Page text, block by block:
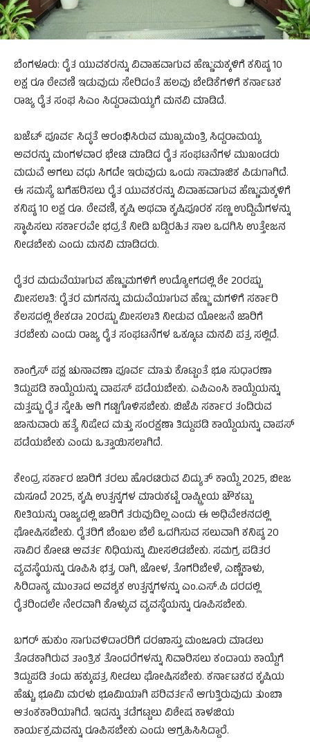
ಬೆಂಗಳೂರು: ರೈತ ಯುವಕರನ್ನು ವಿವಾಹವಾಗುವ ಹೆಣ್ಣುಮಕ್ಕಳಿಗೆ ಕನಿಷ್ಠ 10
ಲಕ್ಷ ರೂ ಠೇವಣಿ ಇಡುವುದು ಸೇರಿದಂತೆ ಹಲವು ಬೇಡಿಕೆಗಳಿಗೆ ಕರ್ನಾಟಕ
ರಾಜ್ಯ ರೈತ ಸಂಘ ಸಿಎಂ ಸಿದ್ದರಾಮಯ್ಯಗೆ ಮನವಿ ಮಾಡಿದೆ.
ಬಜೆಟ್ ಪೂರ್ವ ಸಿದ್ಧತೆ ಆರಂಭಿಸಿರುವ ಮುಖ್ಯಮಂತ್ರಿ ಸಿದ್ದರಾಮಯ್ಯ
ಅವರನ್ನು ಮಂಗಳವಾರ ಭೇಟಿ ಮಾಡಿದ ರೈತ ಸಂಘಟನೆಗಳ ಮುಖಂಡರು
ಮದುವೆ ಆಗಲು ವಧು ಸಿಗದೇ ಇರುವುದು ಒಂದು ಸಾಮಾಜಿಕ ಪಿಡುಗಾಗಿದೆ.
ಈ ಸಮಸ್ಯೆ ಬಗೆಹರಿಸಲು ರೈತ ಯುವಕರನ್ನು ವಿವಾಹವಾಗುವ ಹೆಣ್ಣುಮಕ್ಕಳಿಗೆ
ಕನಿಷ್ಠ 10 ಲಕ್ಷ ರೂ. ಠೇವಣಿ, ಕೃಷಿ ಅಥವಾ ಕೃಷಿಪೂರಕ ಸಣ್ಣ ಉದ್ದಿಮೆಗಳನ್ನು
ಸ್ಥಾಪಿಸಲು ಸರ್ಕಾರವೇ ಭದ್ರತೆ ನೀಡಿ ಬಡ್ಡಿರಹಿತ ಸಾಲ ಒದಗಿಸಿ ಉತ್ತೇಜನ
ನೀಡಬೇಕು ಎಂದು ಮನವಿ ಮಾಡಿದರು.
ರೈತರ ಮದುವೆಯಾಗುವ ಹೆಣ್ಣುಮಗಳಿಗೆ ಉದ್ಯೋಗದಲ್ಲಿ ಶೇ 20ರಷ್ಟು
ಮೀಸಲಾತಿ: ರೈತರ ಮಗನನ್ನು ಮದುವೆಯಾಗುವ ಹೆಣ್ಣು ಮಗಳಿಗೆ ಸರ್ಕಾರಿ
ಕೆಲಸದಲ್ಲಿ ಶೇಕಡಾ 20ರಷ್ಟು ಮೀಸಲಾತಿ ನೀಡುವ ಯೋಜನೆ ಜಾರಿಗೆ
ತರಬೇಕು ಎಂದು ರಾಜ್ಯ ರೈತ ಸಂಘಟನೆಗಳ ಒಕ್ಕೂಟ ಮನವಿ ಪತ್ರ ಸಲ್ಲಿದೆ.
ಕಾಂಗ್ರೆಸ್ ಪಕ್ಷ ಚುನಾವಣಾ ಪೂರ್ವ ಮಾತು ಕೊಟ್ಟಂತೆ ಭೂ ಸುಧಾರಣಾ
ತಿದ್ದುಪಡಿ ಕಾಯ್ದೆಯನ್ನು ವಾಪಸ್ ಪಡೆಯಬೇಕು. ಎಪಿಎಂಸಿ ಕಾಯ್ದೆಯನ್ನು
ಮತ್ತಷ್ಟು ರೈತ ಸ್ನೇಹಿ ಆಗಿ ಗಟ್ಟಿಗೊಳಿಸಬೇಕು. ಬಿಜೆಪಿ ಸರ್ಕಾರ ತಂದಿರುವ
ಜಾನುವಾರು ಹತ್ಯೆ ನಿಷೇದ ಮತ್ತು ಸಂರಕ್ಷಣಾ ತಿದ್ದುಪಡಿ ಕಾಯ್ದೆಯನ್ನು ವಾಪಸ್
ಪಡೆಯಬೇಕು ಎಂದು ಒತ್ತಾಯಿಸಲಾಗಿದೆ.‌
ಕೇಂದ್ರ ಸರ್ಕಾರ ಜಾರಿಗೆ ತರಲು ಹೊರಟಿರುವ ವಿದ್ಯುತ್ ಕಾಯ್ದೆ 2025, ಬೀಜ
ಮಸೂದೆ 2025, ಕೃಷಿ ಉತ್ಪನ್ನಗಳ ಮಾರುಕಟ್ಟೆ ರಾಷ್ಟ್ರೀಯ ಚೌಕಟ್ಟು
ನೀತಿಯನ್ನು ರಾಜ್ಯದಲ್ಲಿ ಜಾರಿಗೆ ತರುವುದಿಲ್ಲ ಎಂದು ಈ ಅಧಿವೇಶನದಲ್ಲಿ
ಘೋಷಿಸಬೇಕು. ರೈತರಿಗೆ ಬೆಂಬಲ ಬೆಲೆ ಒದಗಿಸುವ ಸಲುವಾಗಿ ಕನಿಷ್ಠ 20
ಸಾವಿರ ಕೋಟಿ ಆವರ್ತ ನಿಧಿಯನ್ನು ಮೀಸಲಿಡಬೇಕು. ಸಮಗ್ರ ಪಡಿತರ
ವ್ಯವಸ್ಥೆಯನ್ನು ರೂಪಿಸಿ ಭತ್ತ, ರಾಗಿ, ಜೋಳ, ತೊಗರಿಬೇಳೆ, ಎಣ್ಣೆಕಾಳು,
ಸಿರಿದಾನ್ಯ ಮುಂತಾದ ಅವಶ್ಯಕ ಉತ್ಪನ್ನಗಳನ್ನು ಎಂ.ಎಸ್.ಪಿ ದರದಲ್ಲಿ
ರೈತರಿಂದಲೇ ನೇರವಾಗಿ ಕೊಳ್ಳುವ ವ್ಯವಸ್ಥೆಯನ್ನು ರೂಪಿಸಬೇಕು.
ಬಗರ್ ಹುಕುಂ ಸಾಗುವಳಿದಾರರಿಗೆ ದರಖಾಸ್ತು ಮಂಜೂರು ಮಾಡಲು
ತೊಡಕಾಗಿರುವ ತಾಂತ್ರಿಕ ತೊಂದರೆಗಳನ್ನು ನಿವಾರಿಸಲು ಕಂದಾಯ ಕಾಯ್ದೆಗೆ
ತಿದ್ದುಪಡಿ ತಂದು ಹಕ್ಕುಪತ್ರ ನೀಡಲು ಘೋಷಿಸಬೇಕು. ಕರ್ನಾಟಕದ ಕೃಷಿಯ
ಹೆಚ್ಚು ಭೂಮಿ ಮರಳು ಭೂಮಿಯಾಗಿ ಪರಿವರ್ತನೆ ಆಗುತ್ತಿರುವುದು ತುಂಬಾ
ಆತಂಕಕಾರಿಯಾಗಿದೆ. ಇದನ್ನು ತಡೆಗಟ್ಟಲು ವಿಶೇಷ ಕಾಳಜಿಯ
ಕಾರ್ಯಕ್ರಮವನ್ನು ರೂಪಿಸಬೇಕು ಎಂದು ಆಗ್ರಹಿಸಿಸಿದ್ದಾರೆ.